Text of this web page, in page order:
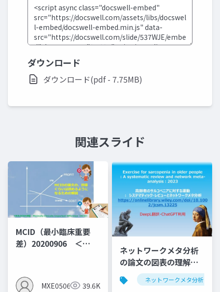
ダウンロード
ダウンロード(pdf - 7.75MB)
関連スライド
MCID（最小臨床重要
差）20200906 ＜
明となっている＞
MXE05064 39.6K
ネットワークメタ分析
の論文の図表の理解し
よう第1弾：サルコペニ
アと運動のNMA
ネットワークメタ分析